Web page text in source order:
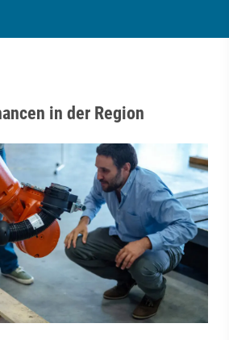
in der Region